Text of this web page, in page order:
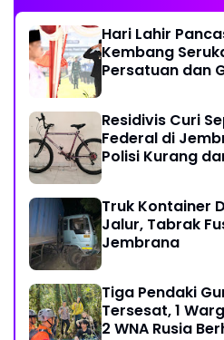
Hari Lahir
Kembang
Persatuan dan
Residivis Curi
Federal di
Polisi Kurang
Truk Kontainer
Jalur, Tabrak
Jembrana
Tiga Pendaki
Tersesat, 1
2 WNA Rusia